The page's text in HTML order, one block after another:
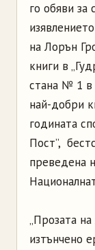
го обяви за
на Лорън
книги в
стана № 1 в
най-добри
годината
Пост”,
преведена
„Прозата
изтънчено